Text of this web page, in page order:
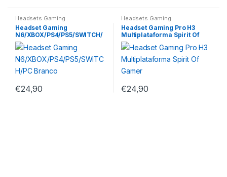
Headsets Gaming
Headset Gaming
N6/XBOX/PS4/PS5/SWITCH/
PC Branco
€24,90
Headsets Gaming
Headset Gaming Pro H3
Multiplataforma Spirit Of
Gamer
€24,90